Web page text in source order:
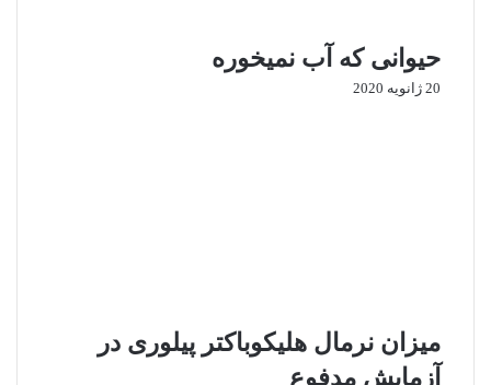
حیوانی که آب نمیخوره
20 ژانویه 2020
میزان نرمال هلیکوباکتر پیلوری در
آزمایش مدفوع